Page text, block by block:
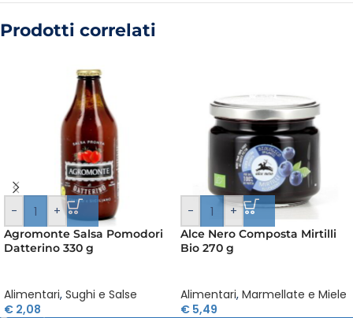
Prodotti correlati
- +
Agromonte Salsa Pomodori
Datterino 330 g
Alimentari, Sughi e Salse
€ 2,08
- +
Alce Nero Composta Mirtilli
Bio 270 g
Alimentari, Marmellate e Miele
€ 5,49